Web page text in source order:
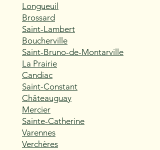
Longueuil
Brossard
Saint-Lambert
Boucherville
Saint-Bruno-de-Montarville
La Prairie
Candiac
Saint-Constant
Châteauguay
Mercier
Sainte-Catherine
Varennes
Verchères